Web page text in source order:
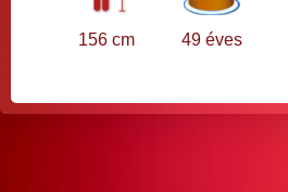
156 cm 49 éves